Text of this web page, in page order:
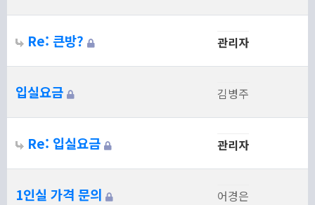
Re: 큰방? 관리자
입실요금 김병주
Re: 입실요금 관리자
1인실 가격 문의 어경은